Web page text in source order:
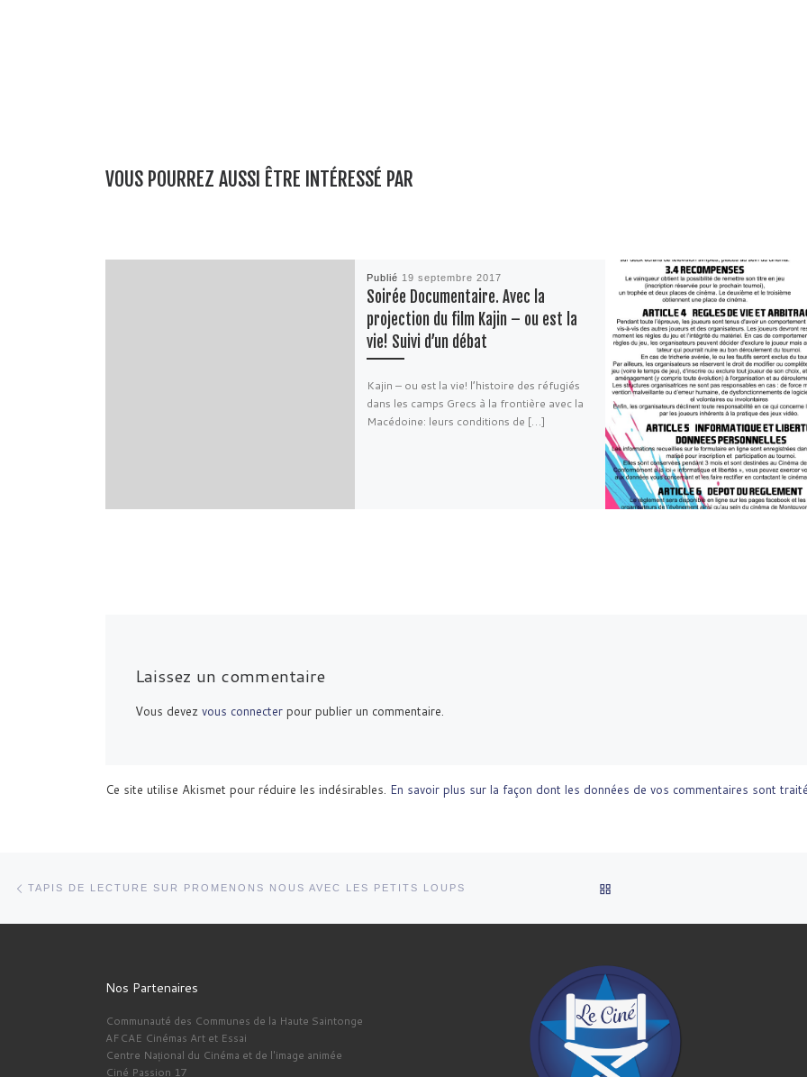
VOUS POURREZ AUSSI ÊTRE INTÉRESSÉ PAR
Publié 19 septembre 2017
Soirée Documentaire. Avec la
projection du film Kajin – ou est la
vie! Suivi d’un débat
Kajin – ou est la vie! l’histoire des réfugiés
dans les camps Grecs à la frontière avec la
Macédoine: leurs conditions de […]
Laissez un commentaire
Vous devez vous connecterpour publier un commentaire.
Ce site utilise Akismet pour réduire les indésirables. En savoir plus sur la façon dont les données de vos commentaires sont
Parcourir les articles
TAPIS DE LECTURE SUR PROMENONS NOUS AVEC LES PETITS LOUPS
Nos Partenaires
Communauté des Communes de la Haute Saintonge
AFCAE Cinémas Art et Essai
Centre Național du Cinéma et de l'image animée
Ciné Passion 17